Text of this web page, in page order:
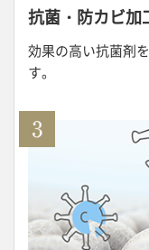
抗菌・防カビ加
効果の高い抗菌剤
す。